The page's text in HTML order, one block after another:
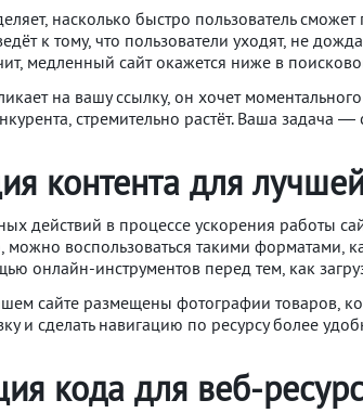
насколько быстро пользователь
к тому, что пользователи уходят, не
медленный сайт окажется ниже в
на вашу ссылку, он хочет
стремительно растёт. Ваша
контента для
действий в процессе ускорения работы
можно воспользоваться такими форматами,
онлайн-инструментов перед тем, как
сайте размещены фотографии товаров,
и сделать навигацию по ресурсу более
кода для веб-